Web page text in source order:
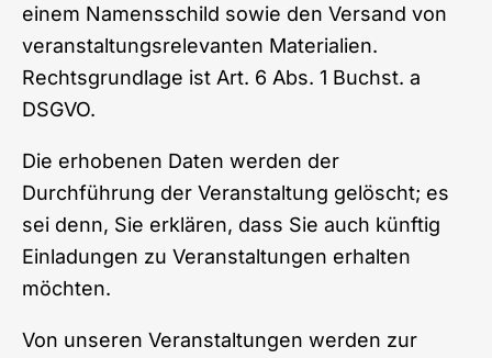
einem Namensschild sowie den Versand von
veranstaltungsrelevanten Materialien.
Rechtsgrundlage ist Art. 6 Abs. 1 Buchst. a
DSGVO.
Die erhobenen Daten werden der
Durchführung der Veranstaltung gelöscht; es
sei denn, Sie erklären, dass Sie auch künftig
Einladungen zu Veranstaltungen erhalten
möchten.
Von unseren Veranstaltungen werden zur